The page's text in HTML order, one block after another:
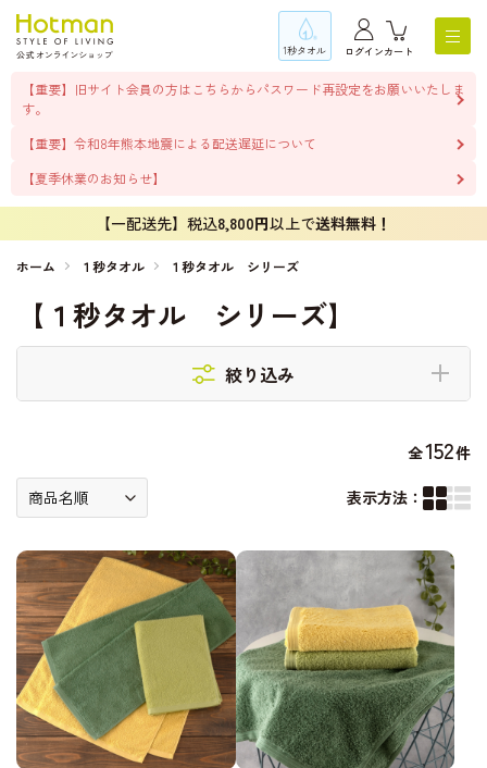
1秒タオル ログインカート
【重要】旧サイト会員の方はこちらからパスワード再設定をお願いいたしま
す。
【重要】令和8年熊本地震による配送遅延について
【夏季休業のお知らせ】
【一配送先】税込8,800円以上で送料無料！
ホーム １秒タオル １秒タオル シリーズ
【１秒タオル シリーズ】
絞り込み
全152件
表示方法：